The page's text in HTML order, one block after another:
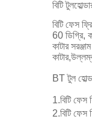
বিটি
বিটি ফেস
60 ডিগ্রি,
কাটার
BT টুল
1.বিটি ফেস
2.বিটি ফেস